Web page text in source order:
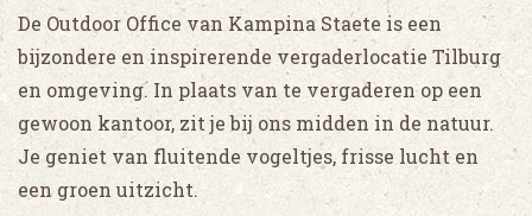
De Outdoor Office van Kampina Staete is een
bijzondere en inspirerende vergaderlocatie Tilburg
en omgeving. In plaats van te vergaderen op een
gewoon kantoor, zit je bij ons midden in de natuur.
Je geniet van fluitende vogeltjes, frisse lucht en
een groen uitzicht.